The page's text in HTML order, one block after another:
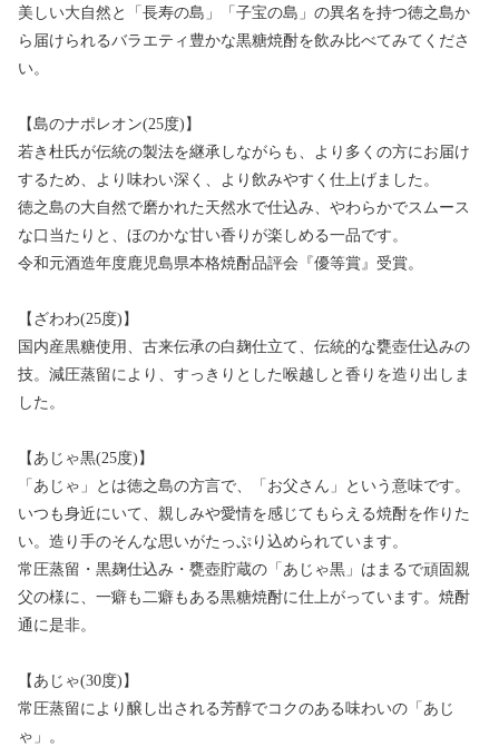
美しい大自然と「長寿の島」「子宝の島」の異名を持つ徳之島か
ら届けられるバラエティ豊かな黒糖焼酎を飲み比べてみてくださ
い。
【島のナポレオン(25度)】
若き杜氏が伝統の製法を継承しながらも、より多くの方にお届け
するため、より味わい深く、より飲みやすく仕上げました。
徳之島の大自然で磨かれた天然水で仕込み、やわらかでスムース
な口当たりと、ほのかな甘い香りが楽しめる一品です。
令和元酒造年度鹿児島県本格焼酎品評会『優等賞』受賞。
【ざわわ(25度)】
国内産黒糖使用、古来伝承の白麹仕立て、伝統的な甕壺仕込みの
技。減圧蒸留により、すっきりとした喉越しと香りを造り出しま
した。
【あじゃ黒(25度)】
「あじゃ」とは徳之島の方言で、「お父さん」という意味です。
いつも身近にいて、親しみや愛情を感じてもらえる焼酎を作りた
い。造り手のそんな思いがたっぷり込められています。
常圧蒸留・黒麹仕込み・甕壺貯蔵の「あじゃ黒」はまるで頑固親
父の様に、一癖も二癖もある黒糖焼酎に仕上がっています。焼酎
通に是非。
【あじゃ(30度)】
常圧蒸留により醸し出される芳醇でコクのある味わいの「あじ
ゃ」。